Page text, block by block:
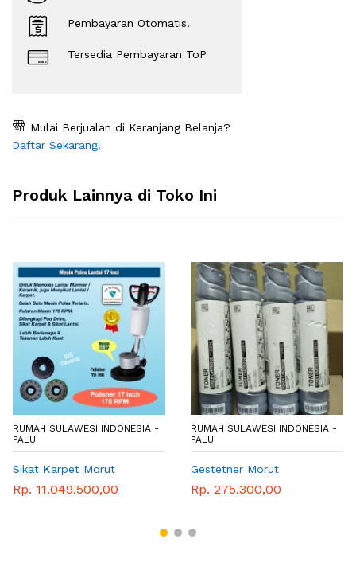
Pembayaran Otomatis.
Tersedia Pembayaran ToP
Mulai Berjualan di Keranjang Belanja?
Daftar Sekarang!
Produk Lainnya di Toko Ini
RUMAH SULAWESI INDONESIA -
PALU
Sikat Karpet Morut
Rp. 11.049.500,00
RUMAH SULAWESI INDONESIA -
PALU
Gestetner Morut
Rp. 275.300,00